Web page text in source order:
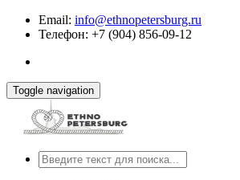
Email: info@ethnopetersburg.ru
Телефон: +7 (904) 856-09-12
Toggle navigation